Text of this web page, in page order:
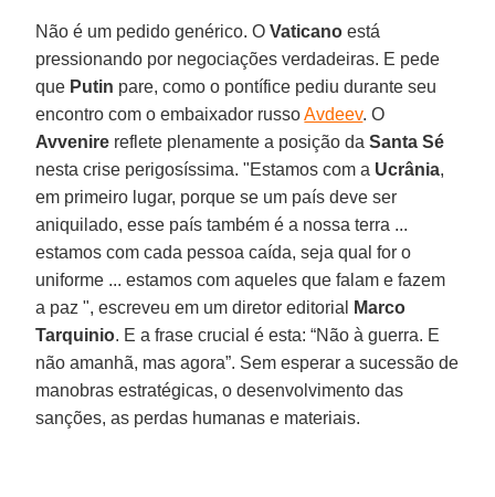
Não é um pedido genérico. OVaticano está
pressionando por negociações verdadeiras. E pede
que Putin pare, como o pontífice pediu durante seu
encontro com o embaixador russoAvdeev. O
Avvenire reflete plenamente a posição daSanta Sé
nesta crise perigosíssima. "Estamos com a Ucrânia,
em primeiro lugar, porque se um país deve ser
aniquilado, esse país também é a nossa terra ...
estamos com cada pessoa caída, seja qual for o
uniforme ... estamos com aqueles que falam e fazem
a paz ", escreveu em um diretor editorial
Marco
Tarquinio. E a frase crucial é esta: “Não à guerra. E
não amanhã, mas agora”. Sem esperar a sucessão de
manobras estratégicas, o desenvolvimento das
sanções, as perdas humanas e materiais.